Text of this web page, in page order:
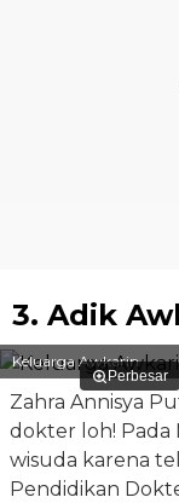
3. Adik
Perbesar
Keluarga Awkarin
Zahra Annisya
dokter loh! Pada
wisuda karena
Pendidikan